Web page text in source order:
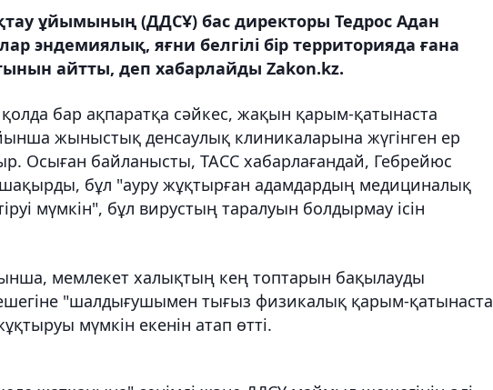
ұйымының (ДДСҰ) бас директоры Тедрос Адан
эндемиялық, яғни белгілі бір территорияда ғана
айтты, деп хабарлайды Zakon.kz.
бар ақпаратқа сәйкес, жақын қарым-қатынаста
жыныстық денсаулық клиникаларына жүгінген ер
Осыған байланысты, ТАСС хабарлағандай, Гебрейюс
шақырды, бұл "ауру жұқтырған адамдардың медициналық
мүмкін", бұл вирустың таралуын болдырмау ісін
мемлекет халықтың кең топтарын бақылауды
"шалдығушымен тығыз физикалық қарым-қатынаста
мүмкін екенін атап өтті.